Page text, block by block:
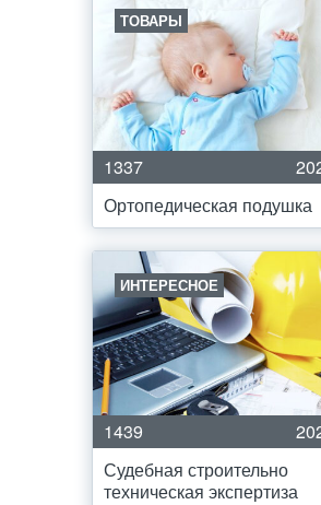
ТОВАРЫ
1337
Ортопедическая подушка
ИНТЕРЕСНОЕ
1439
Судебная строительно
техническая экспертиза